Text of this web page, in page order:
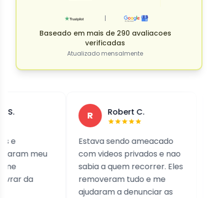
|
Baseado em mais de 290 avaliacoes
verificadas
Atualizado mensalmente
meu
Robert C.
Estava sendo ameacado
com videos privados e nao
sabia a quem recorrer. Eles
removeram tudo e me
ajudaram a denunciar as